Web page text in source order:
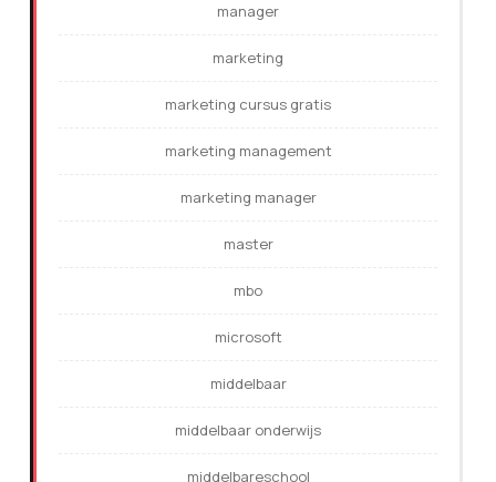
manager
marketing
marketing cursus gratis
marketing management
marketing manager
master
mbo
microsoft
middelbaar
middelbaar onderwijs
middelbareschool